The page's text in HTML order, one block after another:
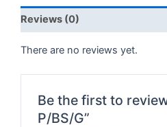
Reviews (0)
There are no reviews yet.
Be the first to
P/BS/G”